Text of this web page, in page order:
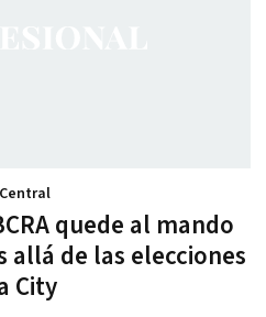
quede al mando
allá de las elecciones
City